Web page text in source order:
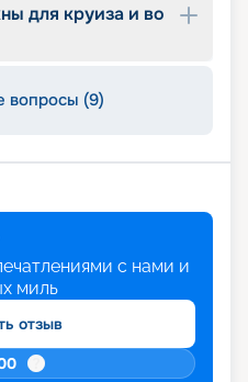
для круиза и во
вопросы (9)
с нами и
миль
отзыв